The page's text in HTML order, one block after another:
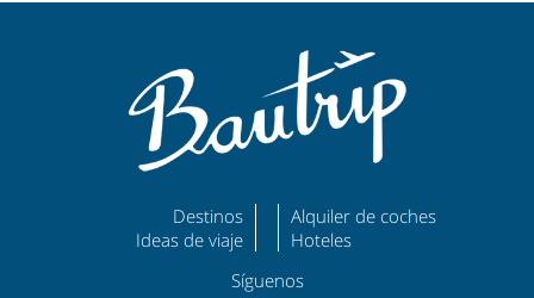
Destinos
Ideas de viaje
Alquiler de coches
Hoteles
Síguenos